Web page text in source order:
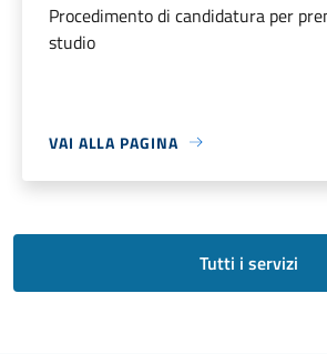
Procedimento di candidatura per
studio
VAI ALLA PAGINA
Tutti i servizi